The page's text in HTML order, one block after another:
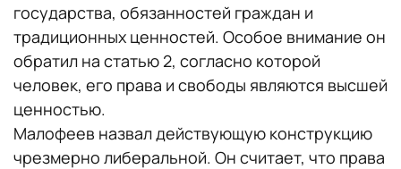
государства, обязанностей граждан и
традиционных ценностей. Особое внимание он
обратил на статью 2, согласно которой
человек, его права и свободы являются высшей
ценностью.
Малофеев назвал действующую конструкцию
чрезмерно либеральной. Он считает, что права